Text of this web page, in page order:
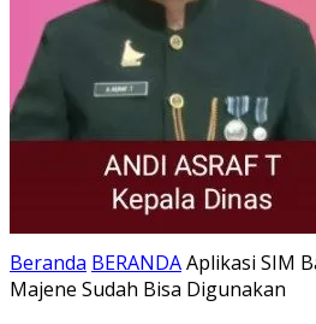
Beranda BERANDAAplikasi SIM
Majene Sudah Bisa Digunakan